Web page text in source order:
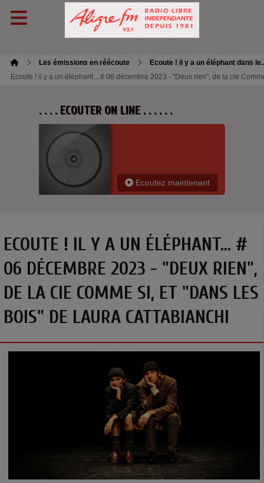
Les émissions en réécoute
Ecoute ! il y a un éléphant dans
Ecoute ! il y a un éléphant... # 06 décembre 2023 - "Deux rien", de la cie
. . . . ECOUTER ON LINE . . . . . .
Ecoutez maintenant
ECOUTE ! IL Y A UN ÉLÉPHANT... #
06 DÉCEMBRE 2023 - "DEUX RIEN",
DE LA CIE COMME SI, ET "DANS LES
BOIS" DE LAURA CATTABIANCHI